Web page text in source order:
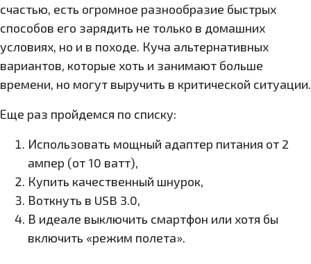
счастью, есть огромное разнообразие быстрых
способов его зарядить не только в домашних
условиях, но и в походе. Куча альтернативных
вариантов, которые хоть и занимают больше
времени, но могут выручить в критической ситуации.
Еще раз пройдемся по списку:
Использовать мощный адаптер питания от 2
ампер (от 10 ватт),
Купить качественный шнурок,
Воткнуть в USB 3.0,
В идеале выключить смартфон или хотя бы
включить «режим полета».